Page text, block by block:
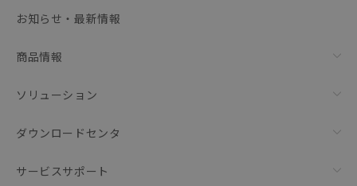
お知らせ・最新情報
商品情報
ソリューション
ダウンロードセンタ
サービスサポート